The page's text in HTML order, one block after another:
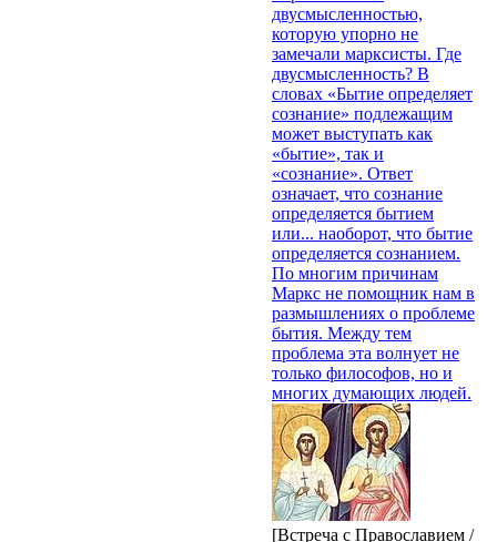
двусмысленностью,
которую упорно не
замечали марксисты. Где
двусмысленность? В
словах «Бытие определяет
сознание» подлежащим
может выступать как
«бытие», так и
«сознание». Ответ
означает, что сознание
определяется бытием
или... наоборот, что бытие
определяется сознанием.
По многим причинам
Маркс не помощник нам в
размышлениях о проблеме
бытия. Между тем
проблема эта волнует не
только философов, но и
многих думающих людей.
[Встреча с Православием /